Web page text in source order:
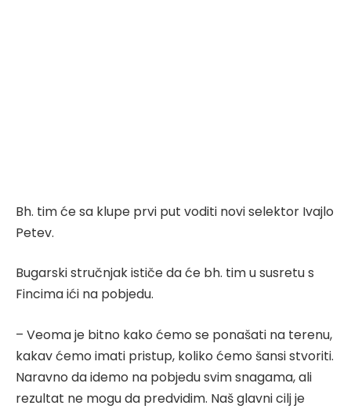
Bh. tim će sa klupe prvi put voditi novi selektor Ivajlo
Petev.
Bugarski stručnjak ističe da će bh. tim u susretu s
Fincima ići na pobjedu.
– Veoma je bitno kako ćemo se ponašati na terenu,
kakav ćemo imati pristup, koliko ćemo šansi stvoriti.
Naravno da idemo na pobjedu svim snagama, ali
rezultat ne mogu da predvidim. Naš glavni cilj je